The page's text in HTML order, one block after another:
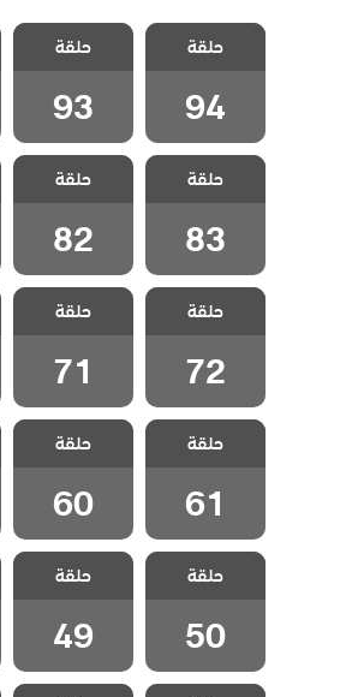
عناداً مدبلج
الحلقة 94
والاخيرة
حلقة
94
مسلسل العشق
عناداً مدبلج
الحلقة 93
حلقة
93
مسلسل العشق
عناداً مدبلج
الحلقة 83
حلقة
83
مسلسل العشق
عناداً مدبلج
الحلقة 82
حلقة
82
مسلسل العشق
عناداً مدبلج
الحلقة 72
حلقة
72
مسلسل العشق
عناداً مدبلج
الحلقة 71
حلقة
71
مسلسل العشق
عناداً مدبلج
الحلقة 61
حلقة
61
مسلسل العشق
عناداً مدبلج
الحلقة 60
حلقة
60
مسلسل العشق
عناداً مدبلج
الحلقة 50
حلقة
50
مسلسل العشق
عناداً مدبلج
الحلقة 49
حلقة
49
مسلسل العشق مسلسل العشق